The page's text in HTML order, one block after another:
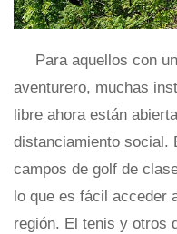
Para aquellos con
aventurero, muchas
libre ahora están
distanciamiento social.
campos de golf de
lo que es fácil acceder
región. El tenis y otros